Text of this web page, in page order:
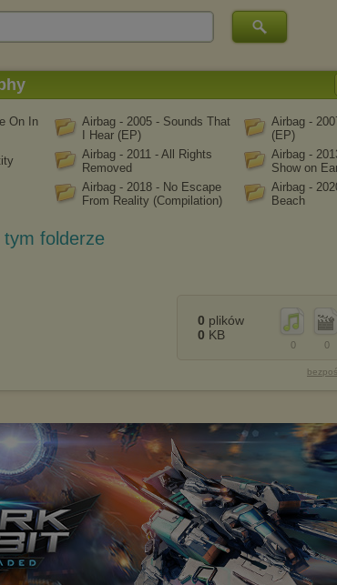
On In
Airbag - 2005 - Sounds That
I Hear (EP)
Airbag -
(EP)
Airbag - 2011 - All Rights
Removed
Airbag -
Show on
Airbag - 2018 - No Escape
From Reality (Compilation)
Airbag -
Beach
folderze
0
0
0 plików
0 KB